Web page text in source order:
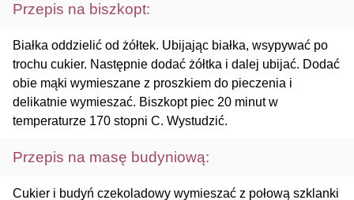
Przepis na biszkopt:
Białka oddzielić od żółtek. Ubijając białka, wsypywać po
trochu cukier. Następnie dodać żółtka i dalej ubijać. Dodać
obie mąki wymieszane z proszkiem do pieczenia i
delikatnie wymieszać. Biszkopt piec 20 minut w
temperaturze 170 stopni C. Wystudzić.
Przepis na masę budyniową:
Cukier i budyń czekoladowy wymieszać z połową szklanki